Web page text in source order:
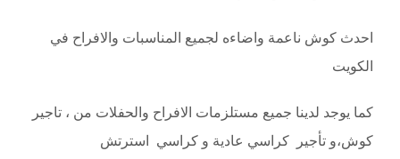
احدث كوش ناعمة واضاءه لجميع المناسبات والافراح في
الكويت
كما يوجد لدينا جميع مستلزمات الافراح والحفلات من ، تاجير
كوش،و تأجير كراسي عادية و كراسي استرتش